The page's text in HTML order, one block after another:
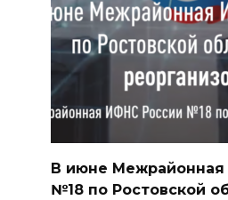
В июне
№18 по Ростовской